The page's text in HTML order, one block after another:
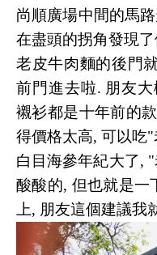
尚順廣場中間的馬
在盡頭的拐角發現
老皮牛肉麵的後門
前門進去啦. 朋友
襯衫都是十年前的
得價格太高, 可以吃
白目海參年紀大了,
酸酸的, 但也就是一
上, 朋友這個建議我